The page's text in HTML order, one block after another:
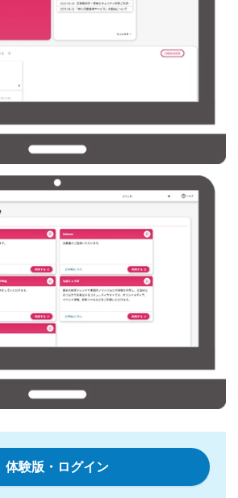
体験版・ログイン